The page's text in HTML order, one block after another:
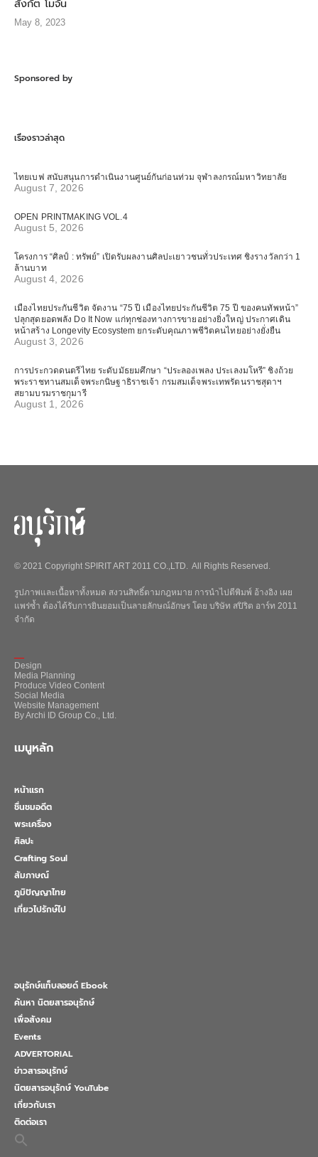
สังกัต โมจัน
May 8, 2023
Sponsored by
เรื่องราวล่าสุด
ไทยเบฟ สนับสนุนการดำเนินงานศูนย์กันก่อนท่วม จุฬาลงกรณ์มหาวิทยาลัย
August 7, 2026
OPEN PRINTMAKING VOL.4
August 5, 2026
โครงการ “ศิลป์ : ทรัพย์” เปิดรับผลงานศิลปะเยาวชนทั่วประเทศ ชิงรางวัลกว่า 1
ล้านบาท
August 4, 2026
เมืองไทยประกันชีวิต จัดงาน “75 ปี เมืองไทยประกันชีวิต 75 ปี ของคนทัพหน้า”
ปลุกสุดยอดพลัง Do It Now แก่ทุกช่องทางการขายอย่างยิ่งใหญ่ ประกาศเดิน
หน้าสร้าง Longevity Ecosystem ยกระดับคุณภาพชีวิตคนไทยอย่างยั่งยืน
August 3, 2026
การประกวดดนตรีไทย ระดับมัธยมศึกษา “ประลองเพลง ประเลงมโหรี” ชิงถ้วย
พระราชทานสมเด็จพระกนิษฐาธิราชเจ้า กรมสมเด็จพระเทพรัตนราชสุดาฯ
สยามบรมราชกุมารี
August 1, 2026
© 2021 Copyright SPIRIT ART 2011 CO.,LTD. All Rights Reserved.
รูปภาพและเนื้อหาทั้งหมด สงวนสิทธิ์ตามกฎหมาย การนำไปตีพิมพ์ อ้างอิง เผย
แพร่ซ้ำ ต้องได้รับการยินยอมเป็นลายลักษณ์อักษร โดย บริษัท สปิริต อาร์ท 2011
จำกัด
Design
Media Planning
Produce Video Content
Social Media
Website Management
By Archi ID Group Co., Ltd.
เมนูหลัก
หน้าแรก
ชื่นชมอดีต
พระเครื่อง
ศิลปะ
Crafting Soul
สัมภาษณ์
ภูมิปัญญาไทย
เที่ยวไปรักษ์ไป
อนุรักษ์แท็บลอยด์ Ebook
ค้นหา นิตยสารอนุรักษ์
เพื่อสังคม
Events
ADVERTORIAL
ข่าวสารอนุรักษ์
นิตยสารอนุรักษ์ YouTube
เกี่ยวกับเรา
ติดต่อเรา
Search
for: